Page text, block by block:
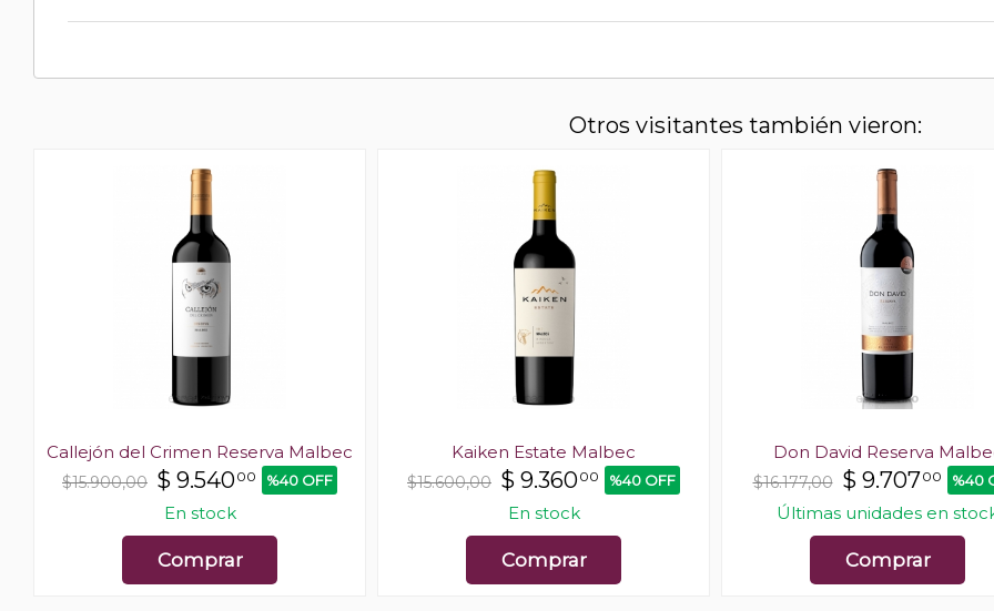
Otros visitantes también vieron:
Callejón del Crimen Reserva Malbec
$15.900,00 $ 9.54000 %40 OFF
En stock
Comprar
Kaiken Estate Malbec
$15.600,00 $ 9.36000 %40 OFF
En stock
Comprar
Don David Reserva
$16.177,00 $ 9.70700 %40
Últimas unidades en
Comprar